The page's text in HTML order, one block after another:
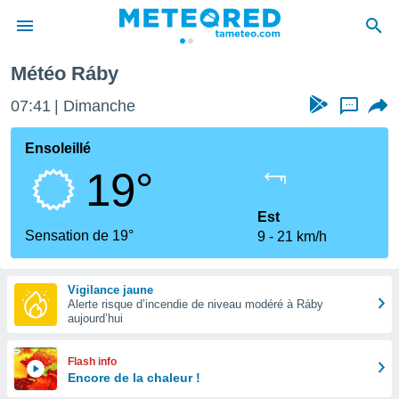
de
Météo Ráby
07:41 Dimanche ...
Ensoleillé
19°
Sensation de 19°
Est
9
21 km/h
Vigilance jaune
Alerte risque d’incendie de niveau modéré à Ráby
aujourd’hui
Flash info
Encore de la chaleur !